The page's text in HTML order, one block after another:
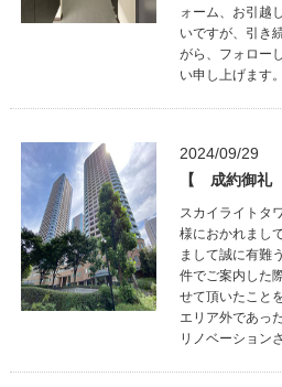
ォーム、お引越
いですが、引き
がら、フォロー
い申し上げます
2024/09/29
【 成約御
スカイライトタ
様におかれまし
まして誠に有難
件でご案内した
せて頂いたこと
エリア外であっ
リノベーション